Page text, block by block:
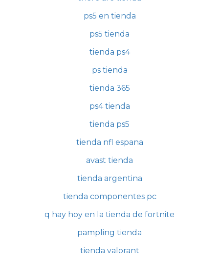
ps5 en tienda
ps5 tienda
tienda ps4
ps tienda
tienda 365
ps4 tienda
tienda ps5
tienda nfl espana
avast tienda
tienda argentina
tienda componentes pc
q hay hoy en la tienda de fortnite
pampling tienda
tienda valorant